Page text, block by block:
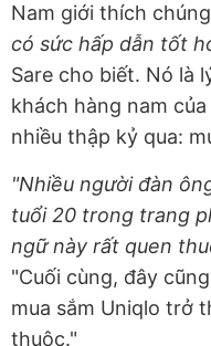
Nam giới thích
có sức hấp dẫn tốt
Sare cho biết. Nó là
khách hàng nam của
nhiều thập kỷ qua:
"Nhiều người đàn
tuổi 20 trong trang
ngữ này rất quen
"Cuối cùng, đây
mua sắm Uniqlo trở
thuộc."